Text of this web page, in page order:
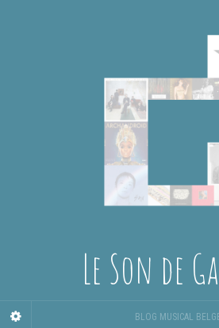
Le Son de
BLOG MUSICAL